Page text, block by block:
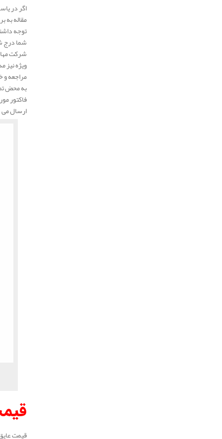
اگر در
مقاله
توجه
شما درج
شرکت
ویژه نیز
مراجعه و
به محض
فاکتور
ارسال